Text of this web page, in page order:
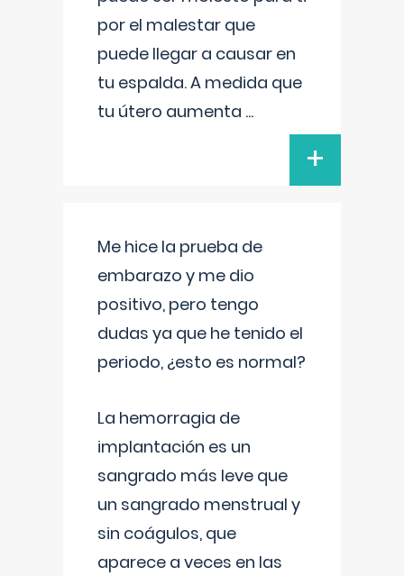
por el malestar que
puede llegar a causar en
tu espalda. A medida que
tu útero aumenta ...
+
Me hice la prueba de
embarazo y me dio
positivo, pero tengo
dudas ya que he tenido el
periodo, ¿esto es normal?
La hemorragia de
implantación es un
sangrado más leve que
un sangrado menstrual y
sin coágulos, que
aparece a veces en las